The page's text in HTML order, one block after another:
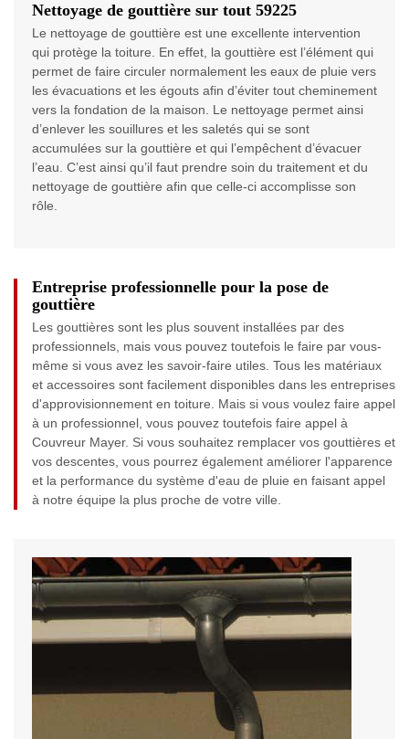
Nettoyage de gouttière sur tout 59225
Le nettoyage de gouttière est une excellente intervention
qui protège la toiture. En effet, la gouttière est l’élément qui
permet de faire circuler normalement les eaux de pluie vers
les évacuations et les égouts afin d’éviter tout cheminement
vers la fondation de la maison. Le nettoyage permet ainsi
d’enlever les souillures et les saletés qui se sont
accumulées sur la gouttière et qui l’empêchent d’évacuer
l’eau. C’est ainsi qu’il faut prendre soin du traitement et du
nettoyage de gouttière afin que celle-ci accomplisse son
rôle.
Entreprise professionnelle pour la pose de
gouttière
Les gouttières sont les plus souvent installées par des
professionnels, mais vous pouvez toutefois le faire par vous-
même si vous avez les savoir-faire utiles. Tous les matériaux
et accessoires sont facilement disponibles dans les entreprises
d'approvisionnement en toiture. Mais si vous voulez faire appel
à un professionnel, vous pouvez toutefois faire appel à
Couvreur Mayer. Si vous souhaitez remplacer vos gouttières et
vos descentes, vous pourrez également améliorer l'apparence
et la performance du système d'eau de pluie en faisant appel
à notre équipe la plus proche de votre ville.